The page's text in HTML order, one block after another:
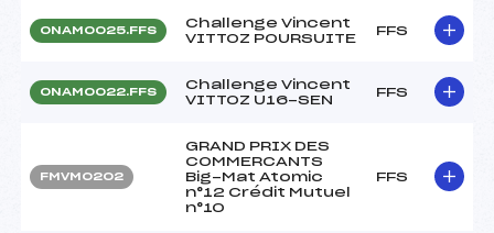
ONAM0025.FFS
Challenge Vincent
VITTOZ POURSUITE
FFS
ONAM0022.FFS
Challenge Vincent
VITTOZ U16-SEN
FFS
FMVM0202
GRAND PRIX DES
COMMERCANTS
Big-Mat Atomic
n°12 Crédit Mutuel
n°10
FFS